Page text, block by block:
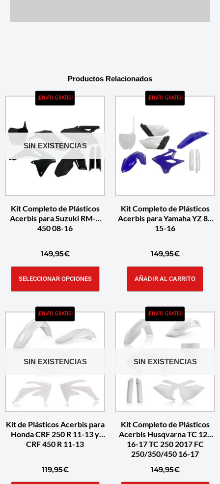
Productos Relacionados
SIN EXISTENCIAS
¡ENVÍO GRATIS!
Kit Completo de Plásticos
Acerbis para Suzuki RM-Z
450 08-16
149,95€
SELECCIONAR OPCIONES
¡ENVÍO GRATIS!
Kit Completo de Plásticos
Acerbis para Yamaha YZ 85
15-16
149,95€
AÑADIR AL CARRITO
SIN EXISTENCIAS
¡ENVÍO GRATIS!
Kit de Plásticos Acerbis para
Honda CRF 250 R 11-13 y
CRF 450 R 11-13
119,95€
SIN EXISTENCIAS
¡ENVÍO GRATIS!
Kit Completo de Plásticos
Acerbis Husqvarna TC 125
16-17 TC 250 2017 FC
250/350/450 16-17
149,95€